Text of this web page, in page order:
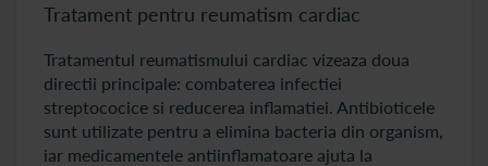
Tratament pentru reumatism cardiac
Tratamentul reumatismului cardiac vizeaza doua
directii principale: combaterea infectiei
streptococice si reducerea inflamatiei. Antibioticele
sunt utilizate pentru a elimina bacteria din organism,
iar medicamentele antiinflamatoare ajuta la